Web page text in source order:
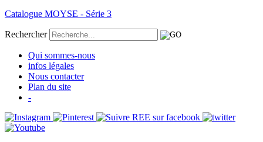
Catalogue MOYSE - Série 3
Rechercher
Qui sommes-nous
infos légales
Nous contacter
Plan du site
-